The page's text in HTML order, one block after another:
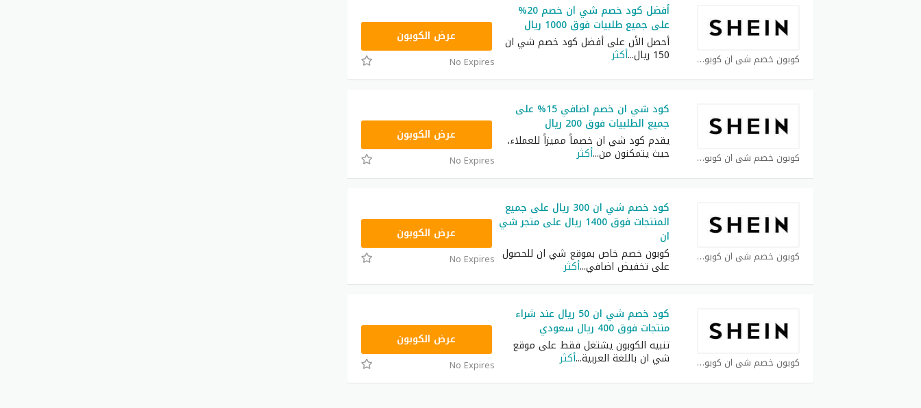
كوبون خصم شي ان كوبون
أفضل كود خصم شي ان خصم 20%
على جميع طلبيات فوق 1000 ريال
أحصل الأن على أفضل كود خصم شي ان
150 ريال ...أكثر
عرض الكوبون
No Expires
كوبون خصم شي ان كوبون
كود شي ان خصم اضافي 15% على
جميع الطلبيات فوق 200 ريال
يقدم كود شي ان خصماً مميزاً للعملاء،
حيث يتمكنون من...أكثر
عرض الكوبون
No Expires
كوبون خصم شي ان كوبون
كود خصم شي ان 300 ريال على جميع
المنتجات فوق 1400 ريال على متجر شي
ان
كوبون خصم خاص بموقع شي ان للحصول
على تخفيض اضافي...أكثر
عرض الكوبون
No Expires
كوبون خصم شي ان كوبون
كود خصم شي ان 50 ريال عند شراء
منتجات فوق 400 ريال سعودي
تنبيه الكوبون يشتغل فقط على موقع
شي ان باللغة العربية...أكثر
عرض الكوبون
No Expires